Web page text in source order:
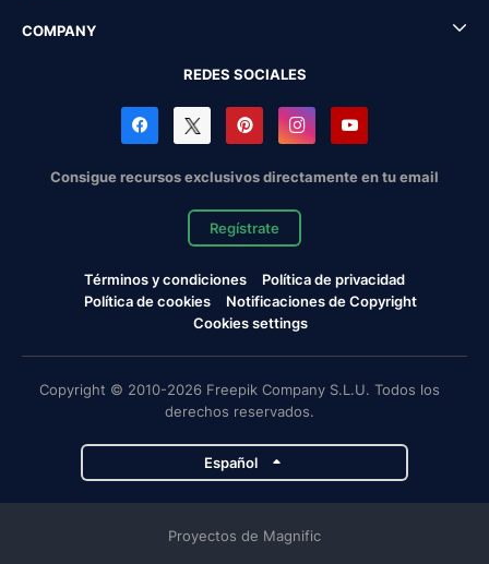
COMPANY
REDES SOCIALES
Consigue recursos exclusivos directamente en tu email
Regístrate
Términos y condiciones
Política de privacidad
Política de cookies
Notificaciones de Copyright
Cookies settings
Copyright © 2010-2026 Freepik Company S.L.U. Todos los
derechos reservados.
Español
Proyectos de Magnific